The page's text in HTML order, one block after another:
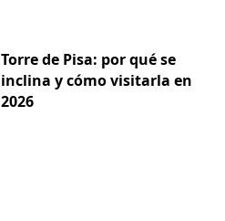
Torre de Pisa: por qué se
inclina y cómo visitarla en
2026